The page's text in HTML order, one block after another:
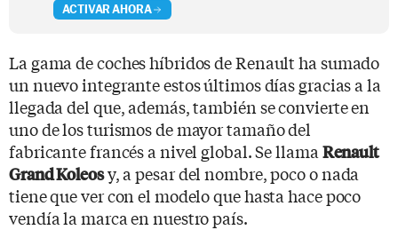
ACTIVAR AHORA
La gama de coches híbridos de Renault ha sumado
un nuevo integrante estos últimos días gracias a la
llegada del que, además, también se convierte en
uno de los turismos de mayor tamaño del
fabricante francés a nivel global. Se llama Renault
Grand Koleosy, a pesar del nombre, poco o nada
tiene que ver con el modelo que hasta hace poco
vendía la marca en nuestro país.